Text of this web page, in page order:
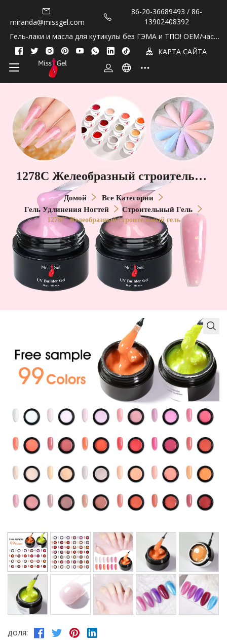
miranda@missgel.com
86-20-36689493 / 86-
13902408392
Гель-лаки и масла для кутикулы без ГЭМА и ТПО! OEM/част
ная марка!
КАРТА САЙТА
1278C Желеобразный строительны
й гель
Домой
Все Категории
Гель Удлинения Ногтей
Строительный Гель
1278C Желеобразный строительный гель
доля: